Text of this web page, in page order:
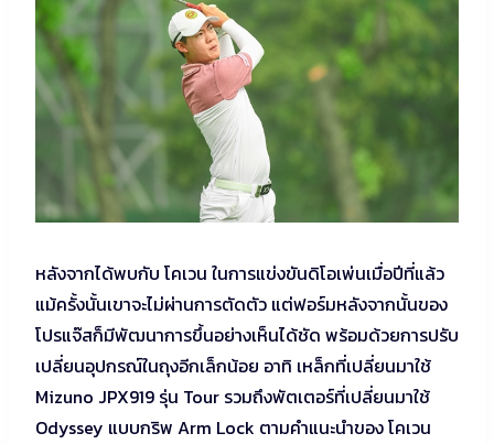
หลังจากได้พบกับ โคเวน ในการแข่งขันดิโอเพ่นเมื่อปีที่แล้ว
แม้ครั้งนั้นเขาจะไม่ผ่านการตัดตัว แต่ฟอร์มหลังจากนั้นของ
โปรแจ๊สก็มีพัฒนาการขึ้นอย่างเห็นได้ชัด พร้อมด้วยการปรับ
เปลี่ยนอุปกรณ์ในถุงอีกเล็กน้อย อาทิ เหล็กที่เปลี่ยนมาใช้
Mizuno JPX919 รุ่น Tour รวมถึงพัตเตอร์ที่เปลี่ยนมาใช้
Odyssey แบบกริพ Arm Lock ตามคำแนะนำของ โคเวน